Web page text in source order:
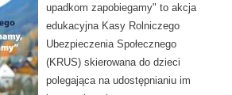
upadkom zapobiegamy" to akcja
edukacyjna Kasy Rolniczego
Ubezpieczenia Społecznego
(KRUS) skierowana do dzieci
polegająca na udostępnianiu im